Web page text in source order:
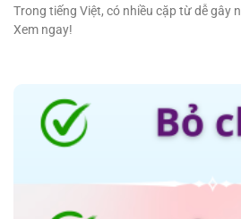
Trong tiếng Việt, có nhiều cặp từ dễ gây
Xem ngay!